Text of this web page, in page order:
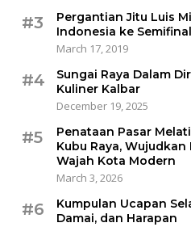
#3
Pergantian Jitu Luis
Indonesia ke Semifinal
March 17, 2019
#4
Sungai Raya Dalam
Kuliner Kalbar
December 19, 2025
#5
Penataan Pasar
Kubu Raya,
Wajah Kota Modern
March 3, 2026
#6
Kumpulan Ucapan
Damai, dan Harapan